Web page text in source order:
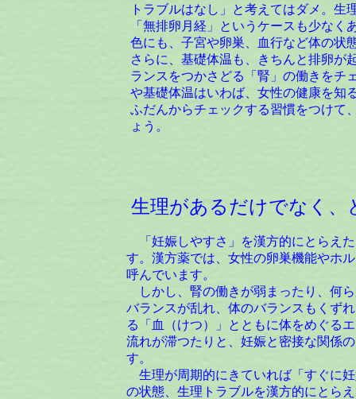
トラブルはなし」と考えてはダメ。生
「無排卵月経」というケースも少な
色にも、子宮や卵巣、血行など体の状
さらに、基礎体温も、きちんと排卵が
ランスをつかさどる「腎」の働きをチ
や基礎体温はいわば、女性の健康を知
ふだんからチェックする習慣をつけて
ょう。
生理があるだけでなく、
「妊娠しやすさ」を漢方的にとらえ
す。漢方薬では、女性の卵巣機能やホ
呼んでいます。
しかし、腎の働きが弱まったり、何
バランスが乱れ、体のバランスもくず
る「血（けつ）」とともに体をめぐる
流れが滞つたりと、妊娠と密接な関係
す。
生理が周期的にきていれば「すぐに
の状態、生理トラブルを漢方的にとら